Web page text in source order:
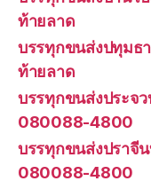
ท้ายลาด
บรรทุกขนส่งปทุมธา
ท้ายลาด
บรรทุกขนส่งประจ
080088-4800
บรรทุกขนส่งปราจี
080088-4800